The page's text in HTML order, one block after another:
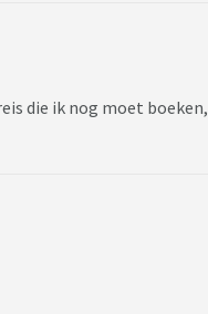
die ik nog moet boeken,